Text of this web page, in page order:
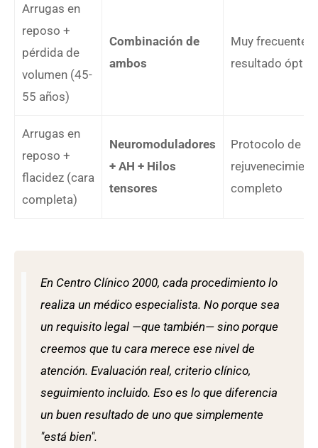
Arrugas en
reposo +
pérdida de
volumen (45-
55 años)
Combinación de
ambos
Muy frecuente,
resultado
Arrugas en
reposo +
flacidez (cara
completa)
Neuromoduladores
+ AH + Hilos
tensores
Protocolo de
completo
En Centro Clínico 2000, cada procedimiento lo
realiza un médico especialista. No porque sea
un requisito legal —que también— sino porque
creemos que tu cara merece ese nivel de
atención. Evaluación real, criterio clínico,
seguimiento incluido. Eso es lo que diferencia
un buen resultado de uno que simplemente
"está bien".